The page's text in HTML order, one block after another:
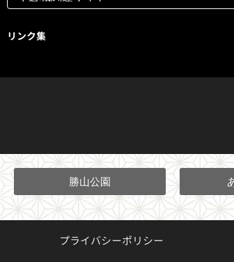
リンク集
勝山公園
プライバシーポリシー